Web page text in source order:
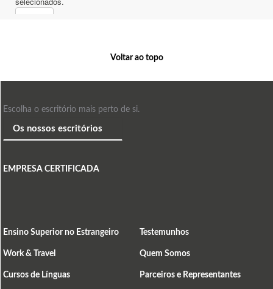
Voltar ao topo
Escolha o escritório mais perto de si.
EMPRESA CERTIFICADA
Ensino Superior no Estrangeiro
Work & Travel
Cursos de Línguas
Testemunhos
Quem Somos
Parceiros e Representantes